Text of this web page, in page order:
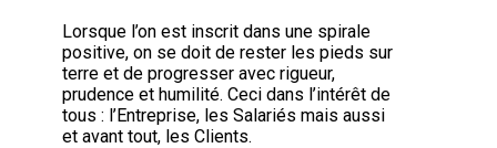
Lorsque l’on est inscrit dans une spirale
positive, on se doit de rester les pieds sur
terre et de progresser avec rigueur,
prudence et humilité. Ceci dans l’intérêt de
tous : l’Entreprise, les Salariés mais aussi
et avant tout, les Clients.